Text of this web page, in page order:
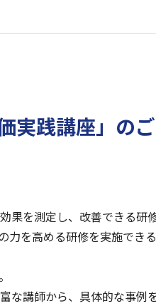
実践講座」の
果を測定し、改善できる研
力を高める研修を実施でき
な講師から、具体的な事例